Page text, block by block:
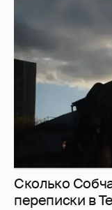
Сколько
перeписки в